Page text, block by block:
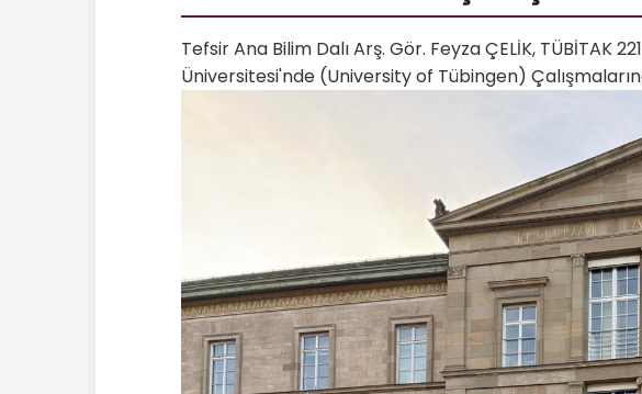
Tefsir Ana Bilim Dalı Arş. Gör. Feyza ÇELİK, TÜBİTAK
Üniversitesi'nde (University of Tübingen)